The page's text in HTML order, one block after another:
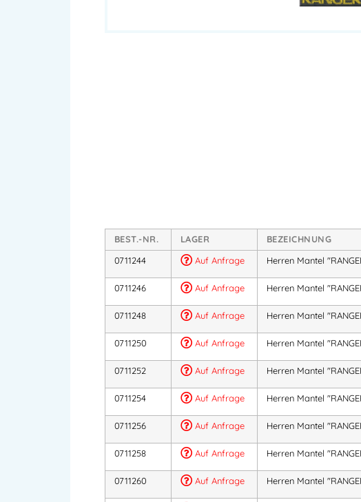
BEST.-NR. LAGER BEZEICHNUNG
0711244 Auf Anfrage Herren Mantel
0711246 Auf Anfrage Herren Mantel
0711248 Auf Anfrage Herren Mantel
0711250 Auf Anfrage Herren Mantel
0711252 Auf Anfrage Herren Mantel
0711254 Auf Anfrage Herren Mantel
0711256 Auf Anfrage Herren Mantel
0711258 Auf Anfrage Herren Mantel
0711260 Auf Anfrage Herren Mantel